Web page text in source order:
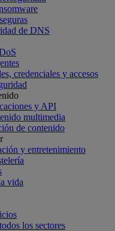
de DNS
credenciales y accesos
y API
multimedia
de contenido
y entretenimiento
vida
los sectores